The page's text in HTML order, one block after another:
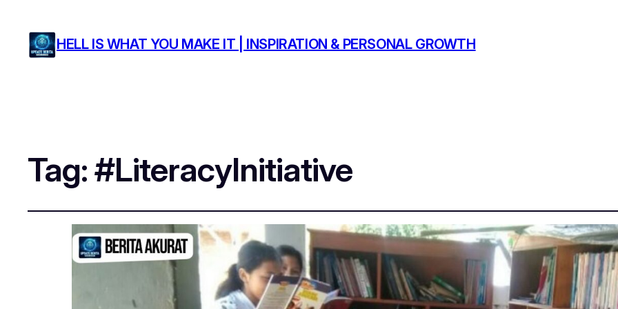
HELL IS WHAT YOU MAKE IT | INSPIRATION & PERSONAL GROWTH
Tag:#LiteracyInitiative